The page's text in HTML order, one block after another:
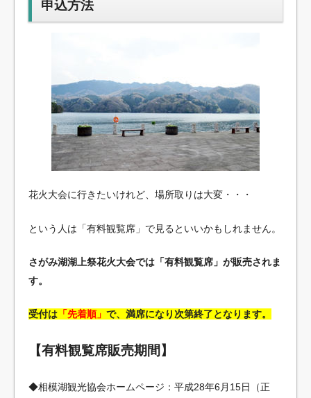
申込方法
花火大会に行きたいけれど、場所取りは大変・・・
という人は「有料観覧席」で見るといいかもしれません。
さがみ湖湖上祭花火大会では「有料観覧席」が販売されま
す。
受付は 「先着順」 で、満席になり次第終了となります。
【有料観覧席販売期間】
◆相模湖観光協会ホームページ：平成28年6月15日（正